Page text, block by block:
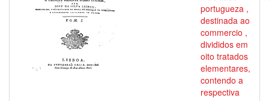
portugueza ,
destinada ao
commercio ,
divididos em
oito tratados
elementares,
contendo a
respectiva